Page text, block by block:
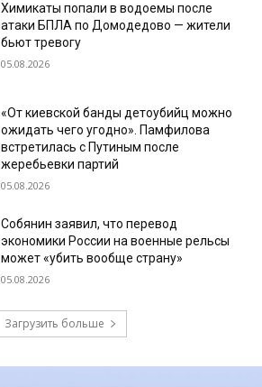
Химикаты попали в водоемы после
атаки БПЛА по Домодедово — жители
бьют тревогу
05.08.2026
«От киевской банды детоубийц можно
ожидать чего угодно». Памфилова
встретилась с Путиным после
жеребьевки партий
05.08.2026
Собянин заявил, что перевод
экономики России на военные рельсы
может «убить вообще страну»
05.08.2026
Загрузить больше